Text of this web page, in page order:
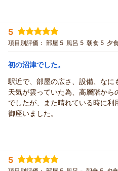
再教育、および客室トラブル発
けるよう、基本に立ち返り、サ
す。
この度はたいへん申し訳ござい
総支配人 糸瀬
大変嬉しく思います。
ご到着の際は場所が分かりづら
駐車場のご案内がお役に立てた
また、お部屋の清潔さやご滞在
のこと、スタッフ一同励みになり
せ。心よりお待ちしております。
フロント ギトマー
投稿者： フクタさん(男性/30代)
宿泊プラン： 〔素泊り〕ビジネスシン
宿泊価格帯： 7,001～8,000円(大人一
ココチホテル沼津からの返信
フクタ 様
この度はご宿泊いただき、また
います。
駅近という立地や、価格面にご
く思います。
館内の清潔さについてもお褒め
なります。周辺環境も含め、出
とのこと何よりです。
またのご利用を心よりお待ちして
5
項目別評価： 部屋 5 風呂 5 朝食 5 夕
初の沼津でした。
駅近で、部屋の広さ、設備、なに
天気が雲っていた為、高層階か
でしたが、また晴れている時に利
御座いました。
投稿者： てっちゃんさん(男性/50代)
宿泊プラン： 〔朝食付き〕最上階プレ
5